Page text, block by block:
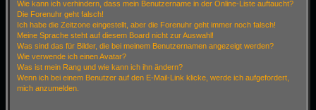
Wie kann ich verhindern, dass mein Benutzername in der Online-Liste auftaucht?
Die Forenuhr geht falsch!
Ich habe die Zeitzone eingestellt, aber die Forenuhr geht immer noch falsch!
Meine Sprache steht auf diesem Board nicht zur Auswahl!
Was sind das für Bilder, die bei meinem Benutzernamen angezeigt werden?
Wie verwende ich einen Avatar?
Was ist mein Rang und wie kann ich ihn ändern?
Wenn ich bei einem Benutzer auf den E-Mail-Link klicke, werde ich aufgefordert,
mich anzumelden.